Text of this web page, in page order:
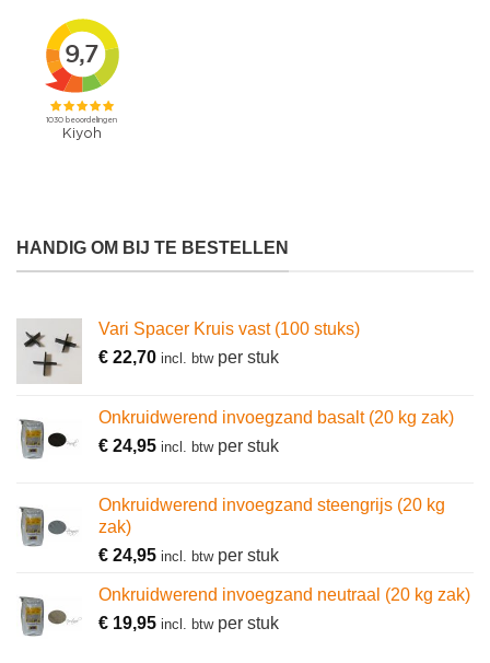
HANDIG OM BIJ TE BESTELLEN
Vari Spacer Kruis vast (100 stuks)
€ 22,70 incl. btwper stuk
Onkruidwerend invoegzand basalt (20 kg zak)
€ 24,95 incl. btwper stuk
Onkruidwerend invoegzand steengrijs (20 kg
zak)
€ 24,95 incl. btwper stuk
Onkruidwerend invoegzand neutraal (20 kg zak)
€ 19,95 incl. btwper stuk